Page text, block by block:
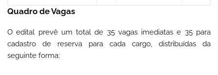
Quadro de Vagas
O edital prevê um total de 35 vagas imediatas e 35 para
cadastro de reserva para cada cargo, distribuídas da
seguinte forma: